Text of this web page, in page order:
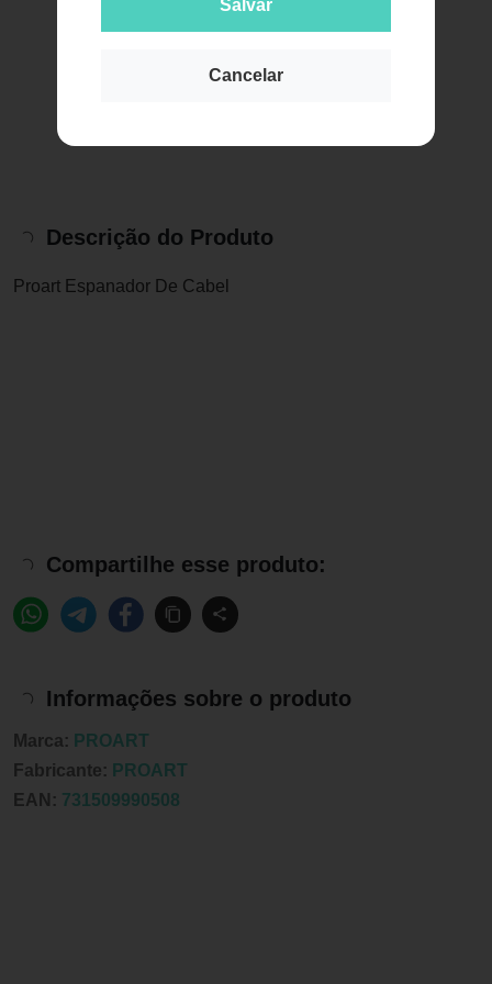
Salvar
Cancelar
Descrição do Produto
Proart Espanador De Cabel
Compartilhe esse produto:
Informações sobre o produto
Marca: PROART
Fabricante: PROART
EAN: 731509990508